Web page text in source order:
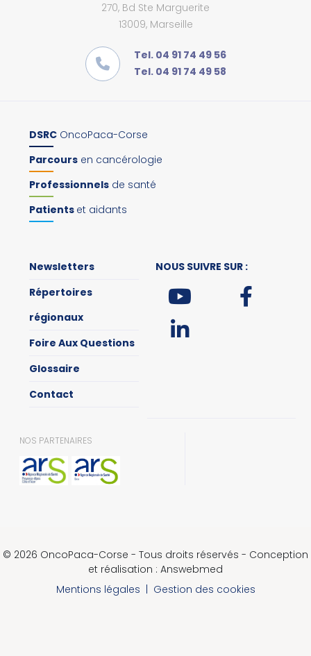
270, Bd Ste Marguerite
13009, Marseille
Tel. 04 91 74 49 56
Tel. 04 91 74 49 58
DSRC OncoPaca-Corse
Parcours en cancérologie
Professionnels de santé
Patients et aidants
Newsletters
Répertoires
régionaux
Foire Aux Questions
Glossaire
Contact
NOUS SUIVRE SUR :
NOS PARTENAIRES
© 2026 OncoPaca-Corse - Tous droits réservés - Conception
et réalisation : Answebmed
Mentions légales | Gestion des cookies